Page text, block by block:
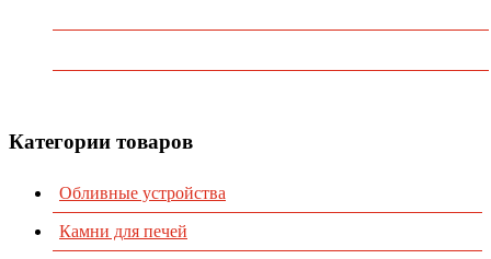
Категории товаров
Обливные устройства
Камни для печей